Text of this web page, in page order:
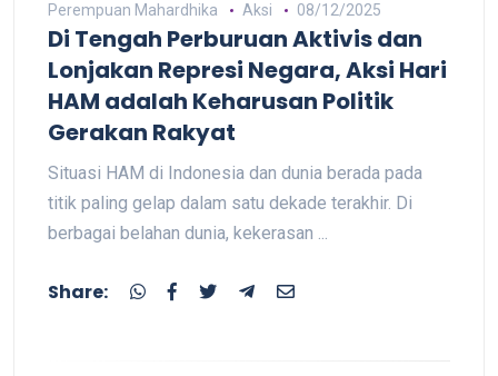
Perempuan Mahardhika Aksi 08/12/2025
Di Tengah Perburuan Aktivis dan
Lonjakan Represi Negara, Aksi Hari
HAM adalah Keharusan Politik
Gerakan Rakyat
Situasi HAM di Indonesia dan dunia berada pada
titik paling gelap dalam satu dekade terakhir. Di
berbagai belahan dunia, kekerasan ...
Share: